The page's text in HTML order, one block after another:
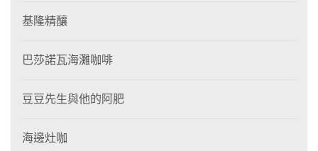
基隆精釀
巴莎諾瓦海灘咖啡
豆豆先生與他的阿肥
海邊灶咖